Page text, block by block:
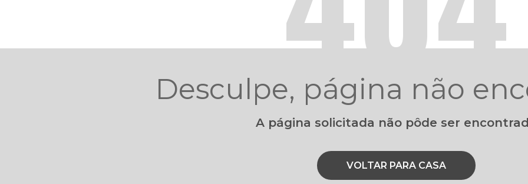
Desculpe, página não
A página solicitada não pôde ser
VOLTAR PARA CASA